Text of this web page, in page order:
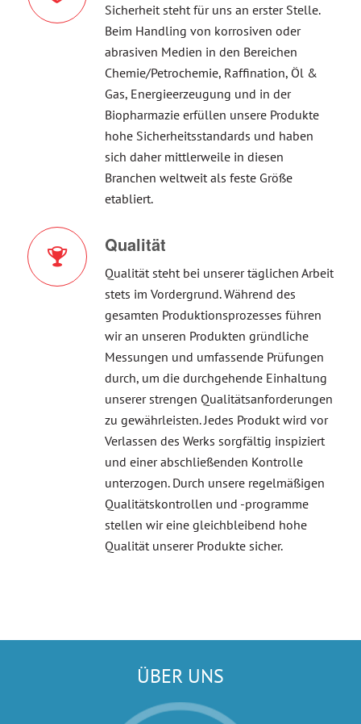
Sicherheit steht für uns an erster Stelle.
Beim Handling von korrosiven oder
abrasiven Medien in den Bereichen
Chemie/Petrochemie, Raffination, Öl &
Gas, Energieerzeugung und in der
Biopharmazie erfüllen unsere Produkte
hohe Sicherheitsstandards und haben
sich daher mittlerweile in diesen
Branchen weltweit als feste Größe
etabliert.
Qualität
Qualität steht bei unserer täglichen Arbeit
stets im Vordergrund. Während des
gesamten Produktionsprozesses führen
wir an unseren Produkten gründliche
Messungen und umfassende Prüfungen
durch, um die durchgehende Einhaltung
unserer strengen Qualitätsanforderungen
zu gewährleisten. Jedes Produkt wird vor
Verlassen des Werks sorgfältig inspiziert
und einer abschließenden Kontrolle
unterzogen. Durch unsere regelmäßigen
Qualitätskontrollen und -programme
stellen wir eine gleichbleibend hohe
Qualität unserer Produkte sicher.
ÜBER UNS